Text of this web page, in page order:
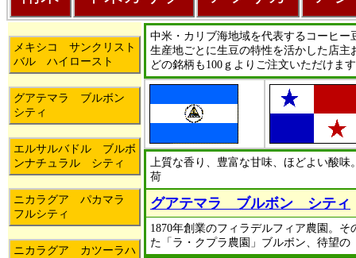
メキシコ サンクリスト
バル ハイロースト
グアテマラ ブルボン
シティ
エルサルバドル ブルボ
ンナチュラル シティ
ニカラグア パカマラ
フルシティ
ニカラグア カツーラハ
中米・カリブ海地域を代表するコーヒ
生産地ごとに生豆の特性を活かした店
どの銘柄も100ｇよりご注文いただけま
上質な香り、豊富な甘味、ほどよい酸味
荷
グアテマラ ブルボン シティ
1870年創業のフィラデルフィア農園。
た「ラ・クプラ農園」ブルボン、待望の